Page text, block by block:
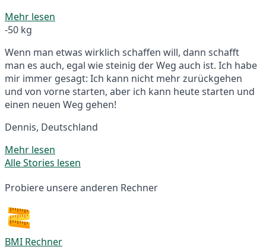
Mehr lesen
-50 kg
Wenn man etwas wirklich schaffen will, dann schafft
man es auch, egal wie steinig der Weg auch ist. Ich habe
mir immer gesagt: Ich kann nicht mehr zurückgehen
und von vorne starten, aber ich kann heute starten und
einen neuen Weg gehen!
Dennis, Deutschland
Mehr lesen
Alle Stories lesen
Probiere unsere anderen Rechner
BMI Rechner